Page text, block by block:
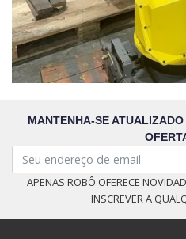
MANTENHA-SE
APENAS ROBÔ OFERECE
INSCREVER A